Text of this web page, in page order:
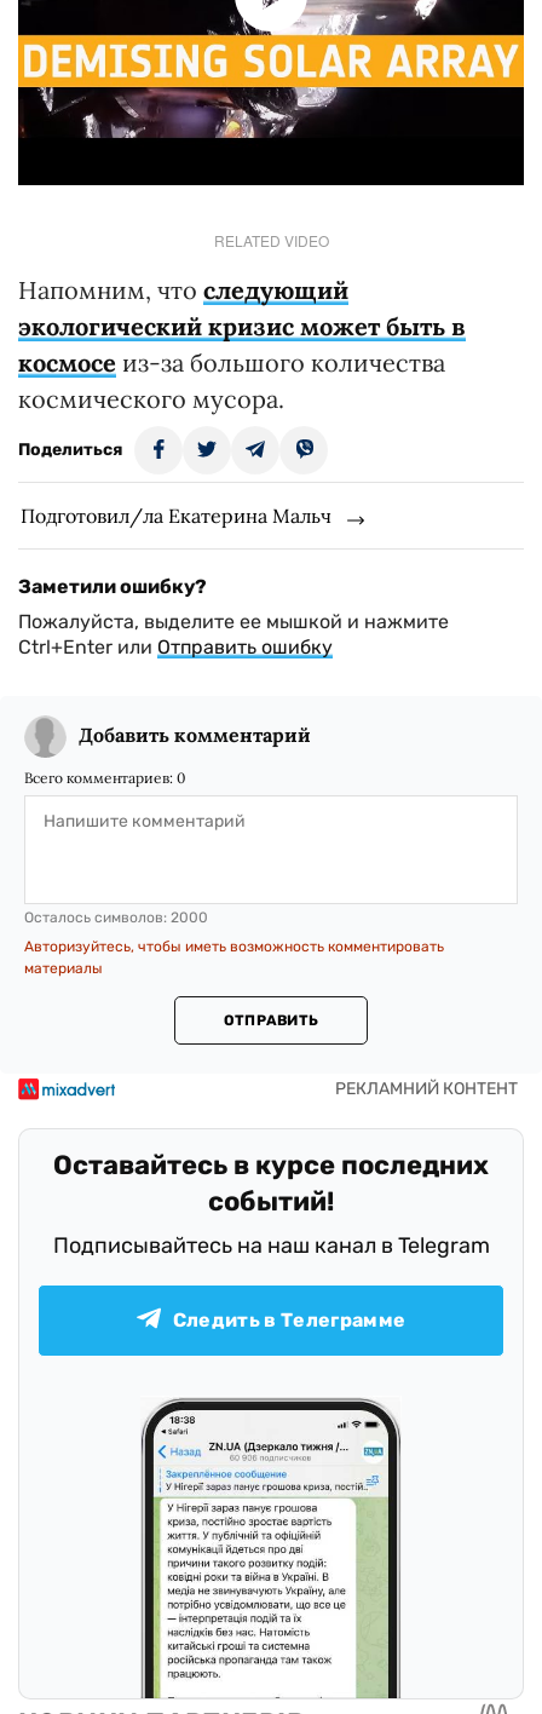
RELATED VIDEO
Напомним, что следующий
экологический кризис может быть в
космосе из-за большого количества
космического мусора.
Поделиться
Подготовил/ла Екатерина Мальч
Заметили ошибку?
Пожалуйста, выделите ее мышкой и нажмите
Ctrl+Enter или Отправить ошибку
Добавить комментарий
Всего комментариев: 0
Осталось символов: 2000
Авторизуйтесь, чтобы иметь возможность комментировать
материалы
ОТПРАВИТЬ
Оставайтесь в курсе последних
событий!
Подписывайтесь на наш канал в Telegram
Следить в Телеграмме